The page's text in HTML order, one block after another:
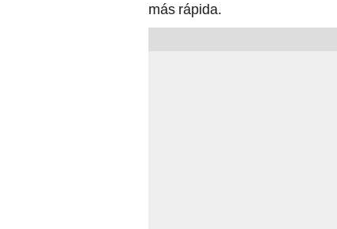
más rápida.